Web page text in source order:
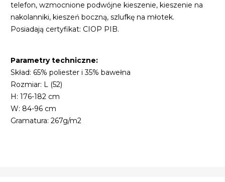
telefon, wzmocnione podwójne kieszenie, kieszenie na
nakolanniki, kieszeń boczną, szlufkę na młotek.
Posiadają certyfikat: CIOP PIB.
Parametry techniczne:
Skład: 65% poliester i 35% bawełna
Rozmiar: L (52)
H: 176-182 cm
W: 84-96 cm
Gramatura: 267g/m2